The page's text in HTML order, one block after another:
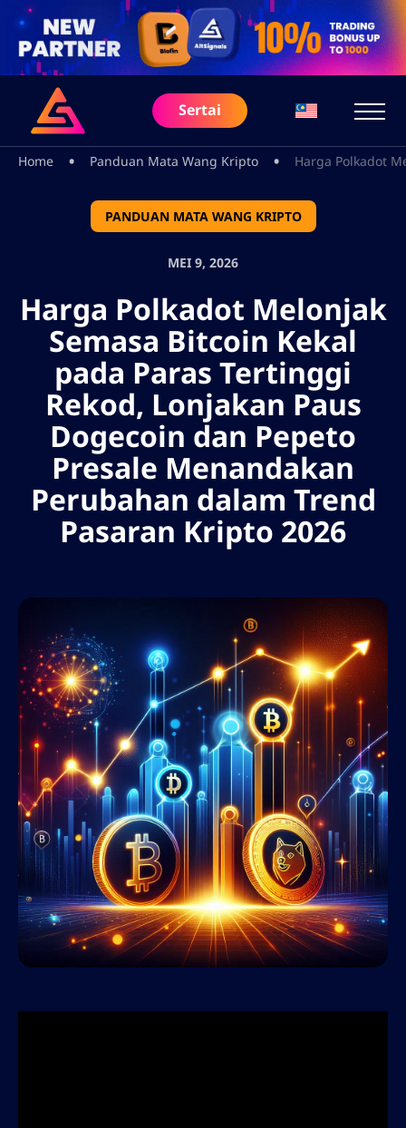
Sertai
Home • Panduan Mata Wang Kripto • Harga Polkadot
PANDUAN MATA WANG KRIPTO
MEI 9, 2026
Harga Polkadot Melonjak
Semasa Bitcoin Kekal
pada Paras Tertinggi
Rekod, Lonjakan Paus
Dogecoin dan Pepeto
Presale Menandakan
Perubahan dalam Trend
Pasaran Kripto 2026